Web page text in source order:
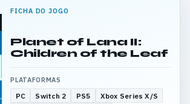
FICHA DO JOGO
Planet of Lana II:
Children of the Leaf
PLATAFORMAS
PC Switch 2 PS5
Xbox Series X/S